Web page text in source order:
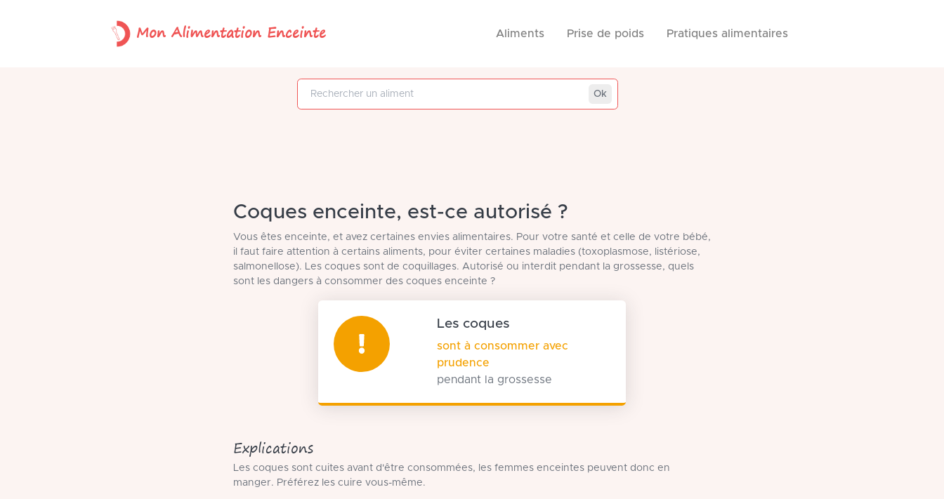
Mon Alimentation Enceinte Aliments Prise de poids Pratiques alimentaires
Rechercher un aliment Ok
Coques enceinte, est-ce autorisé ?
Vous êtes enceinte, et avez certaines envies alimentaires. Pour votre santé et celle de votre bébé,
il faut faire attention à certains aliments, pour éviter certaines maladies (toxoplasmose, listériose,
salmonellose). Les coques sont de coquillages. Autorisé ou interdit pendant la grossesse, quels
sont les dangers à consommer des coques enceinte ?
Les coques
sont à consommer avec
prudence
pendant la grossesse
Explications
Les coques sont cuites avant d'être consommées, les femmes enceintes peuvent donc en
manger. Préférez les cuire vous-même.